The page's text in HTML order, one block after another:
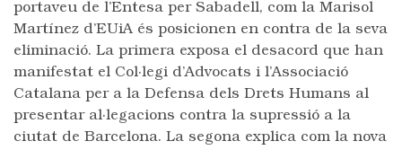
portaveu de l’Entesa per Sabadell, com la Marisol
Martínez d’EUiA és posicionen en contra de la seva
eliminació. La primera exposa el desacord que han
manifestat el Col·legi d’Advocats i l’Associació
Catalana per a la Defensa dels Drets Humans al
presentar al·legacions contra la supressió a la
ciutat de Barcelona. La segona explica com la nova